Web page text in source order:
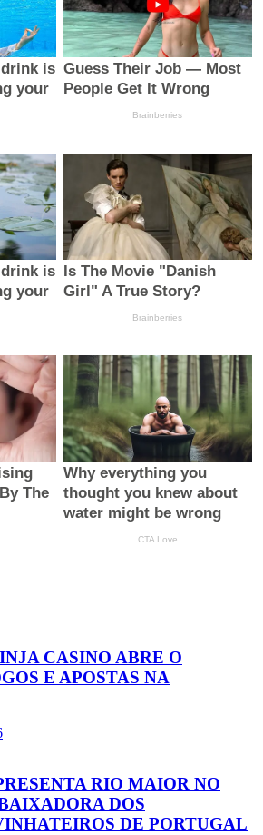
CASINO ABRE O
E APOSTAS NA
RIO MAIOR NO
DOS
DE PORTUGAL